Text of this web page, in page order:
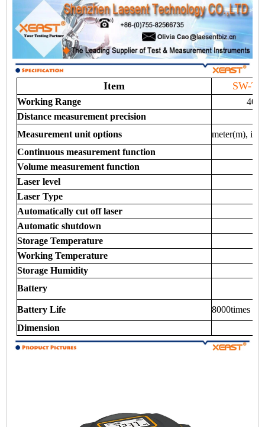
Item SW-
Working Range
40m
Distance measurement precision
Measurement unit options
meter(m),
Continuous measurement function
Volume measurement function
Laser level
Laser Type
Automatically cut off laser
Automatic shutdown
Storage Temperature
Working Temperature
Storage Humidity
Battery
Battery Life
8000times for
Dimension